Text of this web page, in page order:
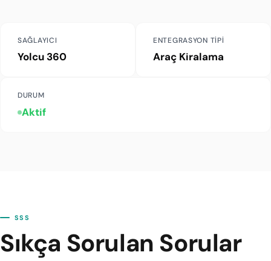
SAĞLAYICI
Yolcu 360
ENTEGRASYON TIPI
Araç Kiralama
DURUM
Aktif
SSS
Sıkça Sorulan Sorular